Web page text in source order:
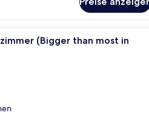
Ein modernes Hotelzimmer
(Bigger than most in